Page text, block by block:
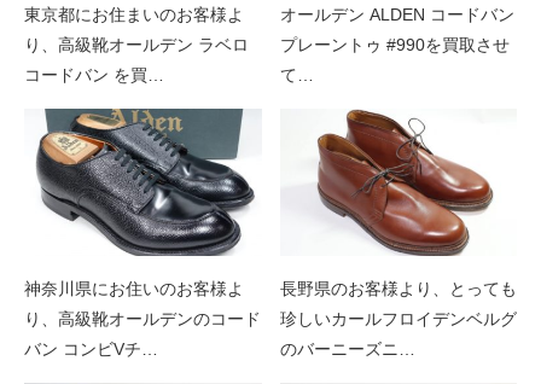
東京都にお住まいのお客様よ
り、高級靴オールデン ラベロ
コードバン を買…
オールデン ALDEN コードバン
プレーントゥ #990を買取させ
て…
神奈川県にお住いのお客様よ
り、高級靴オールデンのコード
バン コンビVチ…
長野県のお客様より、とっても
珍しいカールフロイデンベルグ
のバーニーズニ…